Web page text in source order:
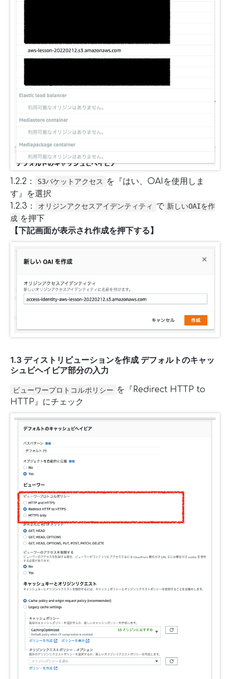
1.2.2： S3バケットアクセス
を『はい、OAIを使用しま
す』を選択
1.2.3：
オリジンアクセスアイデンティティ で 新しいOAIを作
成 を押下
【下記画面が表示され作成を押下する】
1.3 ディストリビューションを作成 デフォルトのキャッ
シュビヘイビア部分の入力
ビューワープロトコルポリシー を『Redirect HTTP to
HTTP』にチェック